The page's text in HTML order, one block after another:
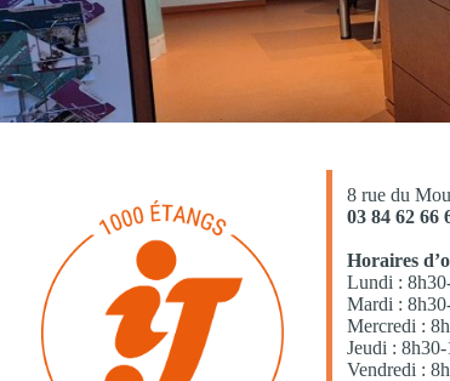
8 rue du
03 84 62 66
Horaires
Lundi :
Mardi :
Mercredi :
Jeudi :
Vendredi :